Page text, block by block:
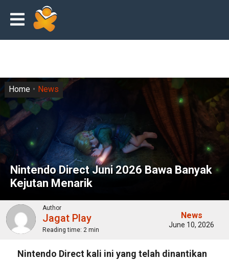
Nintendo Direct Juni 2026 Bawa Banyak
Kejutan Menarik
Home News
Author
Jagat Play
Reading time: 2 min
News
June 10, 2026
Nintendo Direct kali ini yang telah dinantikan